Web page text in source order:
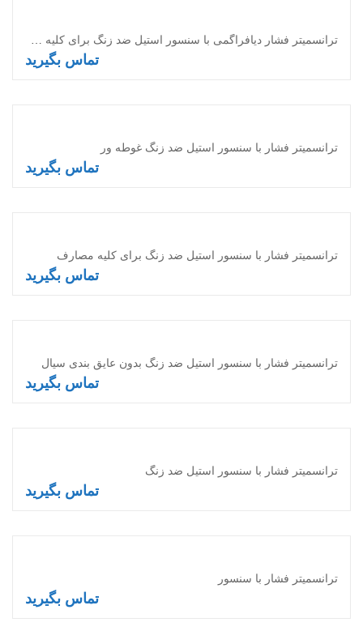
ترانسمیتر فشار با سنسور
تماس بگیرید
ترانسمیتر فشار با سنسور استیل ضد زنگ
تماس بگیرید
ترانسمیتر فشار با سنسور استیل ضد زنگ بدون عایق بندی سیال
تماس بگیرید
ترانسمیتر فشار با سنسور استیل ضد زنگ برای کلیه مصارف
تماس بگیرید
ترانسمیتر فشار با سنسور استیل ضد زنگ غوطه ور
تماس بگیرید
ترانسمیتر فشار دیافراگمی با سنسور استیل ضد زنگ برای کلیه مصارف
تماس بگیرید